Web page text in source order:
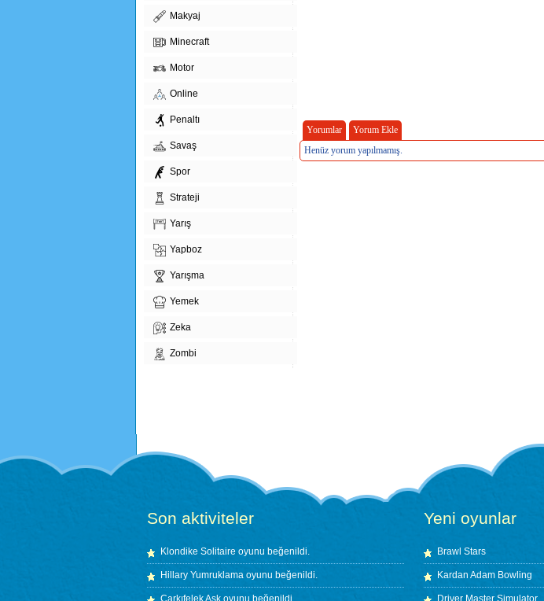
Makyaj
Minecraft
Motor
Online
Penaltı
Savaş
Spor
Strateji
Yarış
Yapboz
Yarışma
Yemek
Zeka
Zombi
Yorumlar
Yorum Ekle
Henüz yorum yapılmamış.
Son aktiviteler
Klondike Solitaire oyunu beğenildi.
Hillary Yumruklama oyunu beğenildi.
Çarkıfelek Aşk oyunu beğenildi.
Yeni oyunlar
Brawl Stars
Kardan Adam Bowling
Driver Master Simulator